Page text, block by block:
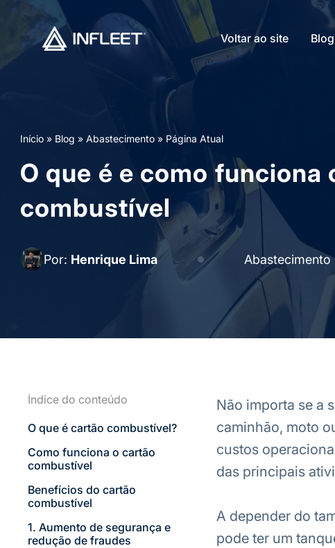
Voltar ao site Blog
Início » Blog » Abastecimento » Página Atual
O que é e como funciona
combustível
Por: Henrique Lima Abastecimento
Índice do conteúdo
O que é cartão combustível?
Como funciona o cartão
combustível
Benefícios do cartão
combustível
1. Aumento de segurança e
redução de fraudes
Não importa se a
caminhão, moto
custos
das principais
A depender do
pode ter um